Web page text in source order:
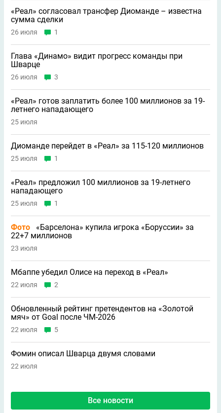
«Реал» согласовал трансфер Диоманде – известна
сумма сделки
26 июля 1
Глава «Динамо» видит прогресс команды при
Шварце
26 июля 3
«Реал» готов заплатить более 100 миллионов за 19-
летнего нападающего
25 июля
Диоманде перейдет в «Реал» за 115-120 миллионов
25 июля 1
«Реал» предложил 100 миллионов за 19-летнего
нападающего
25 июля 1
Фото
«Барселона» купила игрока «Боруссии» за
22+7 миллионов
23 июля
Мбаппе убедил Олисе на переход в «Реал»
22 июля 2
Обновленный рейтинг претендентов на «Золотой
мяч» от Goal после ЧМ-2026
22 июля 5
Фомин описал Шварца двумя словами
22 июля
Все новости